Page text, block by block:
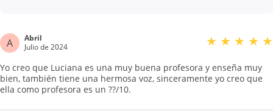
A
Abril
Julio de 2024
★ ★ ★ ★ ★
Yo creo que Luciana es una muy buena profesora y enseña muy
bien, también tiene una hermosa voz, sinceramente yo creo que
ella como profesora es un ??/10.